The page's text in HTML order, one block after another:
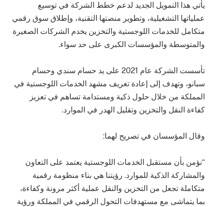
يأتي هذا التمويل الجديد لدعم خطط الشركة في توسيع
عملياتها التشغيلية، وتطوير منصتها التقنية، وإطلاق سوق رقمي
متكامل للخدمات اللوجستية والتخزين يخدم الشركات الصغيرة
والمتوسطة والمؤسسات الكبرى على حد سواء.
تأسست الشركة عام 2021 على يد حسام سندي وحسام
سبانو، وتهدف إلى إعادة تعريف مشهد الخدمات اللوجستية في
المملكة من خلال حلول ذكية ومستدامة تساهم في تعزيز
كفاءة النقل والتخزين وتقليل الهدر في الموارد.
وقال المؤسسان في تصريح لهما:
“نؤمن بأن مستقبل الخدمات اللوجستية يعتمد على التعاون
والمشاركة الذكية للموارد. رؤيتنا هي بناء منظومة رقمية
متكاملة تجعل من التخزين والنقل عملية أكثر مرونة وكفاءة،
بما يتماشى مع مستهدفات التحول الرقمي في المملكة ورؤية